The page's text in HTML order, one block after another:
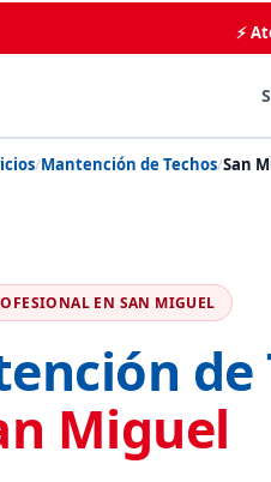
⚡
/Mantención de Techos/San
EN SAN MIGUEL
de
Miguel